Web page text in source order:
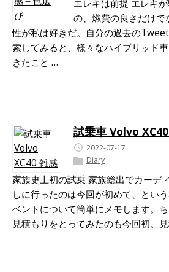
エレキは前提 エレキ
の、燃費の良さだけ
性が私は好きだ。自分の過去の
索してみると、様々なハイブリッド
きたこと …
試乗車 Volvo
2022-07-17
Diary
家族史上初の試乗 家族総出でカーデ
しに行ったのは今回が初めて、とい
ベントについて簡単にメモします。
見積もりをとってみたのも今回初。